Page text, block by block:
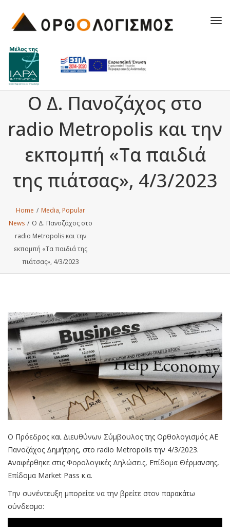
Ο Δ. Πανοζάχος στο
radio Metropolis και την
εκπομπή «Τα παιδιά
της πιάτσας», 4/3/2023
Home / Media, Popular
News / Ο Δ. Πανοζάχος στο
radio Metropolis και την
εκπομπή «Τα παιδιά της
πιάτσας», 4/3/2023
Ο Πρόεδρος και Διευθύνων Σύμβουλος της Ορθολογισμός ΑΕ
Πανοζάχος Δημήτρης, στο radio Metropolis την 4/3/2023.
Αναφέρθηκε στις Φορολογικές Δηλώσεις, Επίδομα Θέρμανσης,
Επίδομα Market Pass κ.α.
Την συνέντευξη μπορείτε να την βρείτε στον παρακάτω
σύνδεσμο: